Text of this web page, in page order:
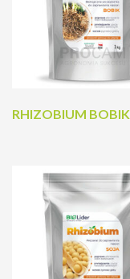
RHIZOBIUM BOBIK